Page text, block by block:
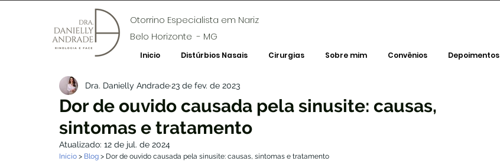
Otorrino Especialista em Nariz
Belo Horizonte - MG
Inicio Distúrbios Nasais Cirurgias Sobre mim Convênios Depoimentos
Dor de ouvido causada pela sinusite: causas,
sintomas e tratamento
Dra. Danielly Andrade23 de fev. de 2023
Atualizado: 12 de jul. de 2024
Início > Blog > Dor de ouvido causada pela sinusite: causas, sintomas e tratamento